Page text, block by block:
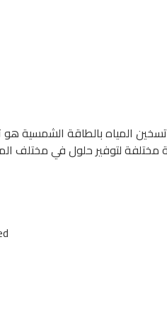
تسخين المياه بالطاقة الشمسية
مختلفة لتوفير حلول في مختلف